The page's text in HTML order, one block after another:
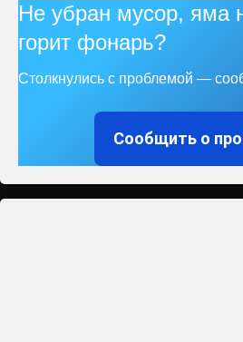
Не убран мусор, яма
горит фонарь?
Столкнулись с проблемой —
Сообщить о